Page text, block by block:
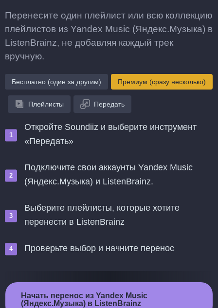
Перенесите один плейлист или всю коллекцию
плейлистов из Yandex Music (Яндекс.Музыка) в
ListenBrainz, не добавляя каждый трек
вручную.
Бесплатно (один за другим) Премиум (сразу несколько)
Плейлисты Передать
Откройте Soundiiz и выберите инструмент
«Передать»
Подключите свои аккаунты Yandex Music
(Яндекс.Музыка) и ListenBrainz.
Выберите плейлисты, которые хотите
перенести в ListenBrainz
Проверьте выбор и начните перенос
Начать перенос из Yandex Music
(Яндекс.Музыка) в ListenBrainz